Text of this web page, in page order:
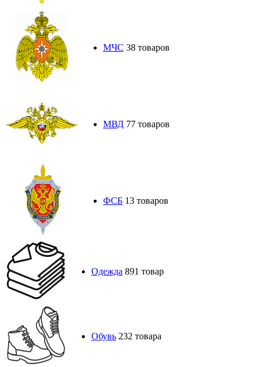
МЧС 38 товаров
МВД 77 товаров
ФСБ 13 товаров
Одежда 891 товар
Обувь 232 товара